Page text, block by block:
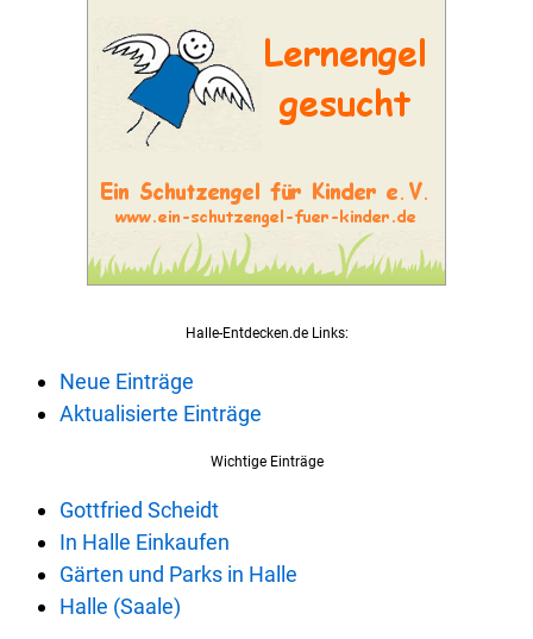
Halle-Entdecken.de Links:
Neue Einträge
Aktualisierte Einträge
Wichtige Einträge
Gottfried Scheidt
In Halle Einkaufen
Gärten und Parks in Halle
Halle (Saale)